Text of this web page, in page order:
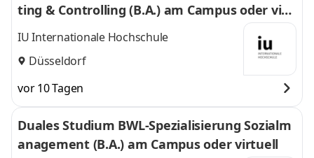
ting & Controlling (B.A.) am Campus oder virt
uell
IU Internationale Hochschule
Düsseldorf
vor 10 Tagen
Duales Studium BWL-Spezialisierung Sozialm
anagement (B.A.) am Campus oder virtuell